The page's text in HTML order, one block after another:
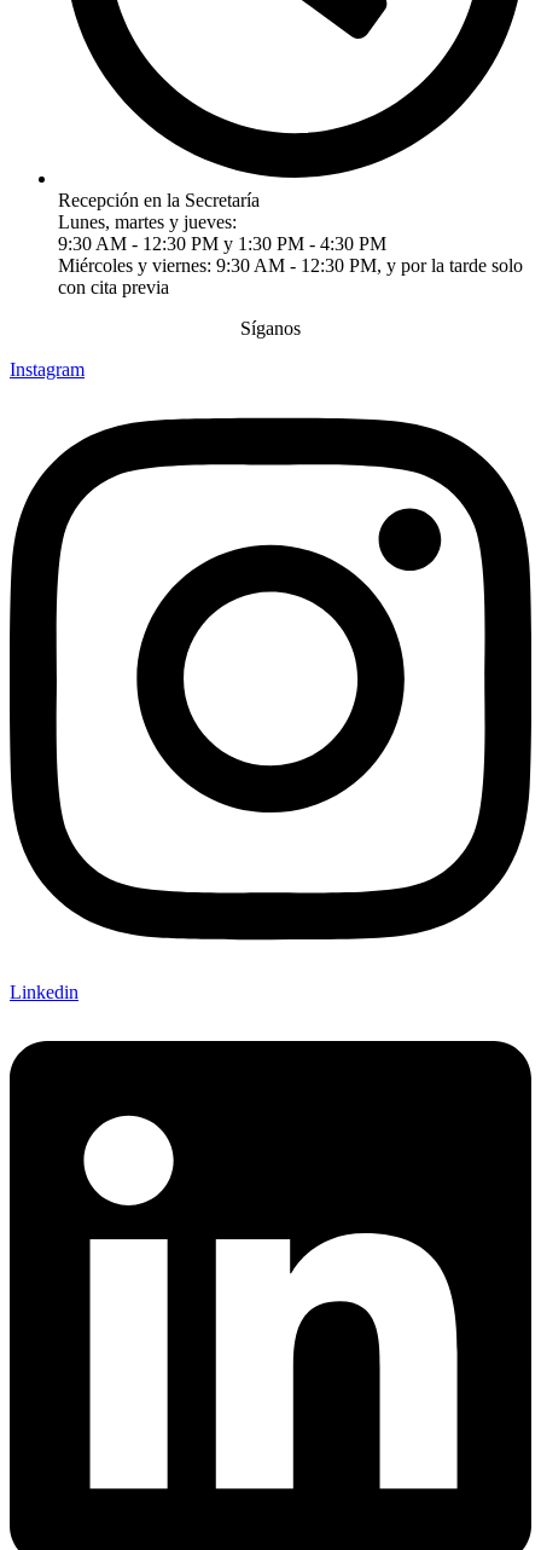
Recepción en la Secretaría
Lunes, martes y jueves:
9:30 AM - 12:30 PM y 1:30 PM - 4:30 PM
Miércoles y viernes: 9:30 AM - 12:30 PM, y por la tarde solo
con cita previa
Síganos
Instagram
Linkedin